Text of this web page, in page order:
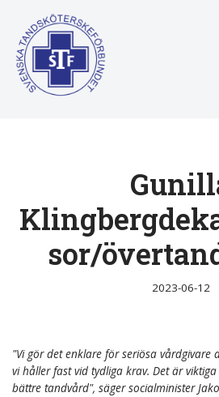
Hoppa
till
innehåll
sor/
2023-06-12
"Vi gör det enklare för seriösa vårdgivare
vi håller fast vid tydliga krav. Det är
bättre tandvård", säger socialminister